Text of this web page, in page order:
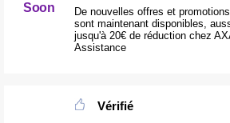
Soon
De nouvelles offres et promotions
sont maintenant disponibles,
jusqu'à 20€ de réduction chez
Assistance
Vérifié